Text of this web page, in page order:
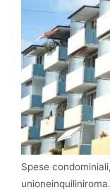
Spese